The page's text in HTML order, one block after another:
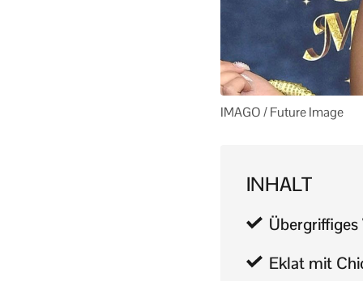
IMAGO / Future Image
INHALT
Eklat mit